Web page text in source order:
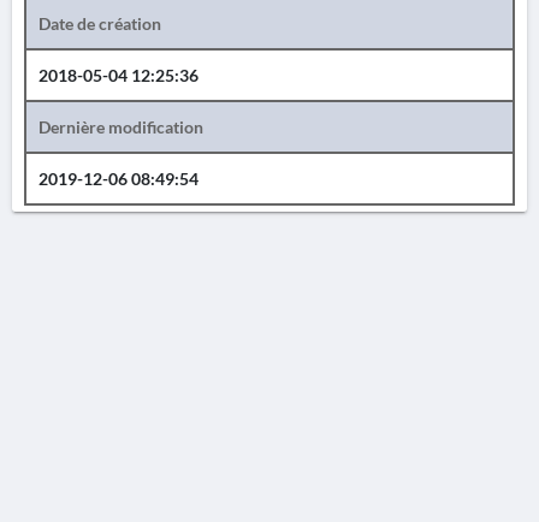
Date de création
2018-05-04 12:25:36
Dernière modification
2019-12-06 08:49:54